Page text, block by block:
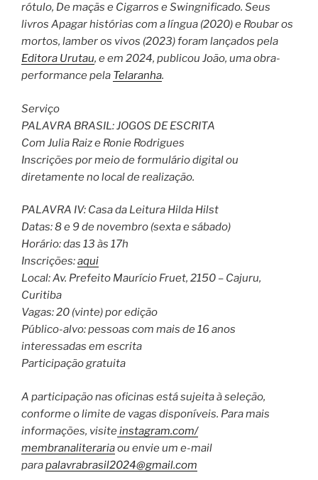
rótulo, De maçãs e Cigarros e Swingnificado. Seus
livros Apagar histórias com a língua (2020) e Roubar os
mortos, lamber os vivos (2023) foram lançados pela
Editora Urutau, e em 2024, publicou João, uma obra-
performance pela Telaranha.
Serviço
PALAVRA BRASIL: JOGOS DE ESCRITA
Com Julia Raiz e Ronie Rodrigues
Inscrições por meio de formulário digital ou
diretamente no local de realização.
PALAVRA IV: Casa da Leitura Hilda Hilst
Datas: 8 e 9 de novembro (sexta e sábado)
Horário: das 13 às 17h
Inscrições:aqui
Local: Av. Prefeito Maurício Fruet, 2150 – Cajuru,
Curitiba
Vagas: 20 (vinte) por edição
Público-alvo: pessoas com mais de 16 anos
interessadas em escrita
Participação gratuita
A participação nas oficinas está sujeita à seleção,
conforme o limite de vagas disponíveis. Para mais
informações, visiteinstagram.com/
membranaliterariaou envie um e-mail
parapalavrabrasil2024@gmail.com